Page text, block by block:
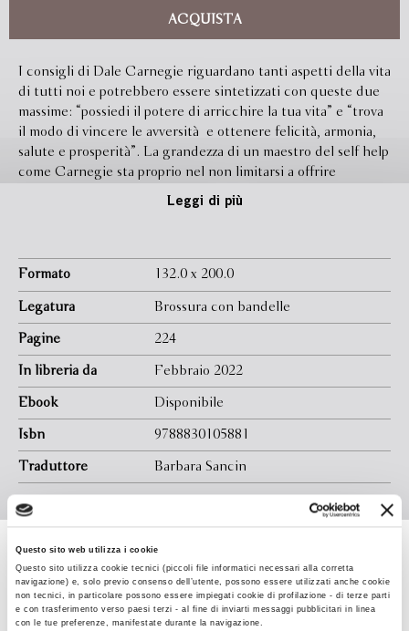
Questo sito web utilizza i cookie
Questo sito utilizza cookie tecnici (piccoli file informatici necessari alla corretta
navigazione) e, solo previo consenso dell’utente, possono essere utilizzati anche cookie
non tecnici, in particolare possono essere impiegati cookie di profilazione - di terze parti
e con trasferimento verso paesi terzi - al fine di inviarti messaggi pubblicitari in linea
con le tue preferenze, manifestate durante la navigazione.
ACQUISTA
I consigli di Dale Carnegie riguardano tanti aspetti della vita
di tutti noi e potrebbero essere sintetizzati con queste due
massime: “possiedi il potere di arricchire la tua vita” e “trova
il modo di vincere le avversità e ottenere felicità, armonia,
salute e prosperità”. La grandezza di un maestro del self help
come Carnegie sta proprio nel non limitarsi a offrire
riflessioni generiche ma nel proporre un preciso metodo per
partenza (o di arrivo) per individuare i nostri punti di forza e
di debolezza. La strada verso una vita appagante può essere
lunga, ma inizia sempre da una migliore conoscenza dei
nostri sogni e dei nostri obiettivi, oltre che dalla
consapevolezza del lavoro da fare su noi stessi. Grazie a una
serie di strategie, Carnegie ci guida con sicurezza verso tre
obiettivi fondamentali: il bilanciamento dei vari ambiti della
nostra vita (affettivo, familiare, lavorativo e di benessere);
l’orientamento dei nostri comportamenti e del nostro stile di
vita verso la salute; la sfida per dimostrare il nostro carisma.
Leggi di più
Formato 132.0 x 200.0
Legatura Brossura con bandelle
Pagine 224
In libreria da Febbraio 2022
Ebook Disponibile
Isbn 9788830105881
Traduttore Barbara Sancin
Dale Breckenridge
Carnegie